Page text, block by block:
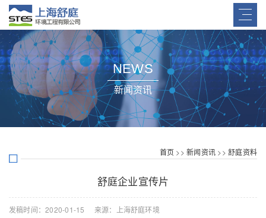
NEWS
新闻资讯
首页 >>新闻资讯 >>舒庭资料
舒庭企业宣传片
发稿时间：2020-01-15 来源：上海舒庭环境